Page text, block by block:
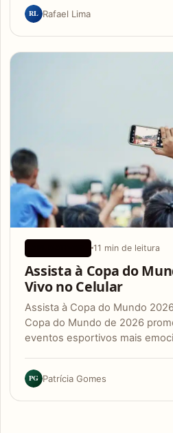
RL Rafael Lima
11 min de leitura
Assista à Copa do
Vivo no Celular
Assista à Copa do Mundo
Copa do Mundo de 2026
eventos esportivos mais
PG Patrícia Gomes